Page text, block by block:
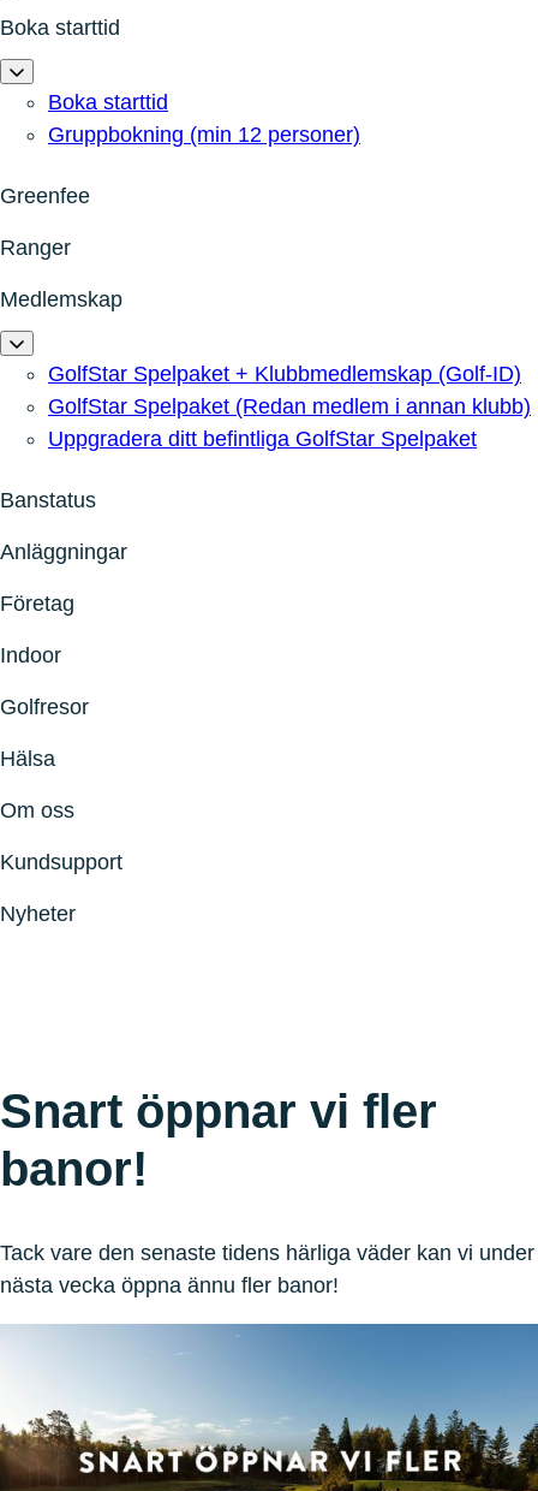
Boka starttid
Boka starttid
Gruppbokning (min 12 personer)
Greenfee
Ranger
Medlemskap
GolfStar Spelpaket + Klubbmedlemskap (Golf-ID)
GolfStar Spelpaket (Redan medlem i annan klubb)
Uppgradera ditt befintliga GolfStar Spelpaket
Banstatus
Anläggningar
Företag
Indoor
Golfresor
Hälsa
Om oss
Kundsupport
Nyheter
Snart öppnar vi fler
banor!
Tack vare den senaste tidens härliga väder kan vi under
nästa vecka öppna ännu fler banor!